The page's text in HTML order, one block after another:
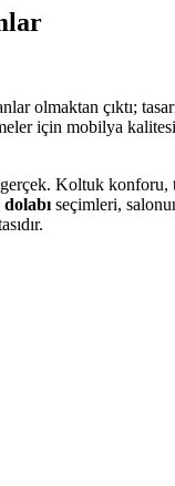
olmaktan çıktı;
için mobilya
Koltuk konforu,
seçimleri,